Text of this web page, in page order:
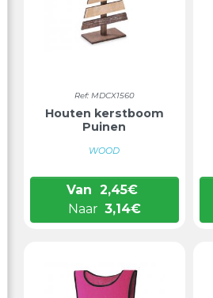
Ref: MDCX1560
Houten kerstboom
Puinen
WOOD
Van 2,45€
Naar 3,14€